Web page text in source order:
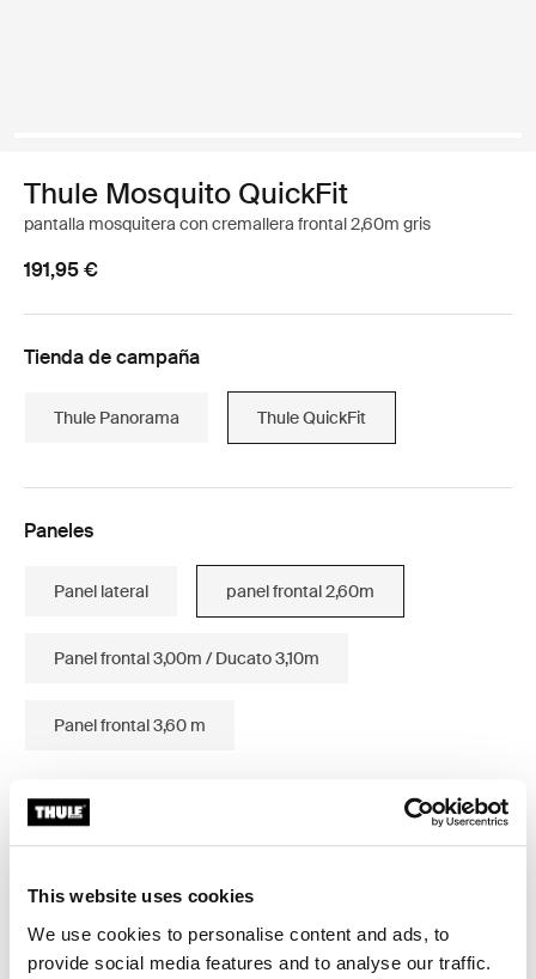
This website uses cookies
We use cookies to personalise content and ads, to
provide social media features and to analyse our traffic.
Thule Mosquito QuickFit
pantalla mosquitera con cremallera frontal 2,60m gris
191,95 €
Tienda de campaña
Thule Panorama Thule QuickFit
Paneles
Panel lateral panel frontal 2,60m
Panel frontal 3,00m / Ducato 3,10m
Panel frontal 3,60 m